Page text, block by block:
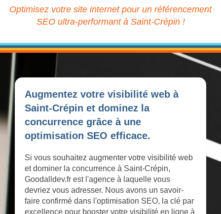
Optimisez votre site internet pour un référencement
SEO ultra-performant à Saint-Crépin !
Augmentez votre visibilité web à
Saint-Crépin et dominez la
concurrence grâce à une
optimisation SEO efficace.
Si vous souhaitez augmenter votre visibilité web
et dominer la concurrence à Saint-Crépin,
Goodalldev.fr est l'agence à laquelle vous
devriez vous adresser. Nous avons un savoir-
faire confirmé dans l'optimisation SEO, la clé par
excellence pour booster votre visibilité en ligne à